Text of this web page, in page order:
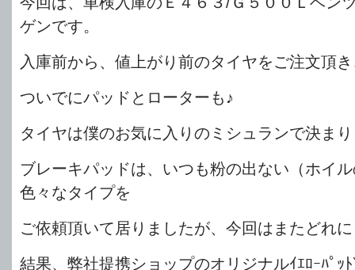
ゲンです。
入庫前から、値上がり前のタイヤをご注文頂
ついでにパッドとローターも♪
タイヤは僕のお気に入りのミシュランで決ま
ブレーキパッドは、いつも粉の出ない（ホイ
色々なタイプを
ご依頼頂いて居りましたが、今回はまたどれ
結果、弊社提携ショップのオリジナルｲｴﾛｰﾊﾟｯ